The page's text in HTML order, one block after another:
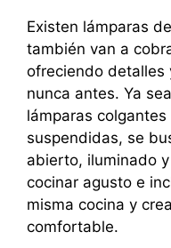
Existen lámparas
también van a
ofreciendo detalles
nunca antes. Ya
lámparas
suspendidas, se
abierto, iluminado
cocinar agusto e
misma cocina y
comfortable.